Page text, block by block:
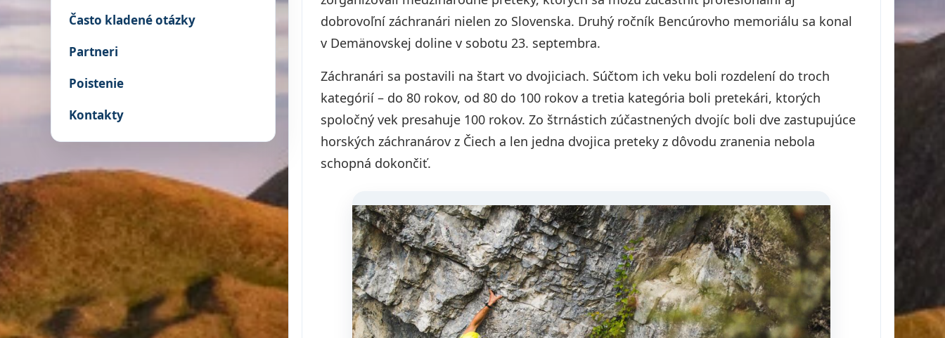
Často kladené otázky
Partneri
Poistenie
Kontakty
dobrovoľní záchranári nielen zo Slovenska. Druhý ročník Bencúrovho memoriálu sa konal
v Demänovskej doline v sobotu 23. septembra.
Záchranári sa postavili na štart vo dvojiciach. Súčtom ich veku boli rozdelení do troch
kategórií – do 80 rokov, od 80 do 100 rokov a tretia kategória boli pretekári, ktorých
spoločný vek presahuje 100 rokov. Zo štrnástich zúčastnených dvojíc boli dve zastupujúce
horských záchranárov z Čiech a len jedna dvojica preteky z dôvodu zranenia nebola
schopná dokončiť.